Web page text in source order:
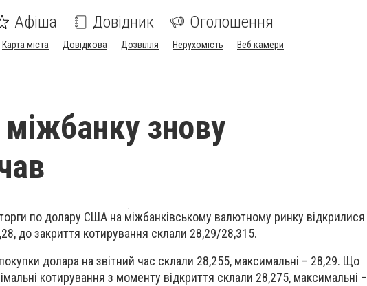
Афіша Довідник Оголошення
Карта міста Довідкова Дозвілля Нерухомість Веб камери
знову
по долару США на міжбанківському валютному ринку відкрилися
до закриття котирування склали 28,29/28,315.
долара на звітний час склали 28,255, максимальні – 28,29. Що
котирування з моменту відкриття склали 28,275, максимальні –